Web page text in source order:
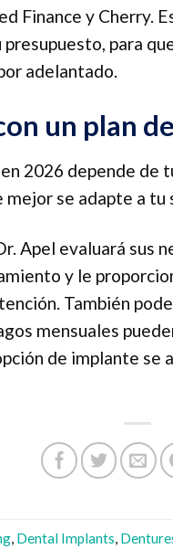
Finance y Cherry.
para
adelantado.
un plan
2026 depende de
se adapte a tu
Apel evaluará sus
y le
También
mensuales
de implante se
, Dental Implants,